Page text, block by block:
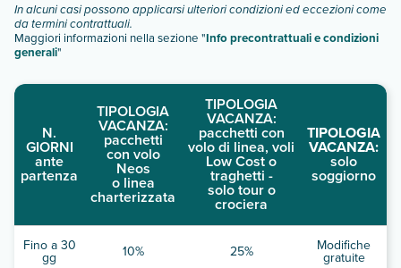
Scopri tutti i dettagli nel paragrafo dedicato "Info e
descrizione".
In alcuni casi possono applicarsi ulteriori condizioni ed eccezioni come
da termini contrattuali.
Maggiori informazioni nella sezione "Info precontrattuali e condizioni
generali"
N.
GIORNI
ante
partenza
TIPOLOGIA
VACANZA:
pacchetti
con volo
Neos
o linea
charterizzata
TIPOLOGIA
VACANZA:
pacchetti con
volo di linea, voli
Low Cost o
traghetti -
solo tour o
crociera
TIPOLOGIA
VACANZA:
solo
soggiorno
Fino a 30
gg 10% 25% Modifiche
gratuite